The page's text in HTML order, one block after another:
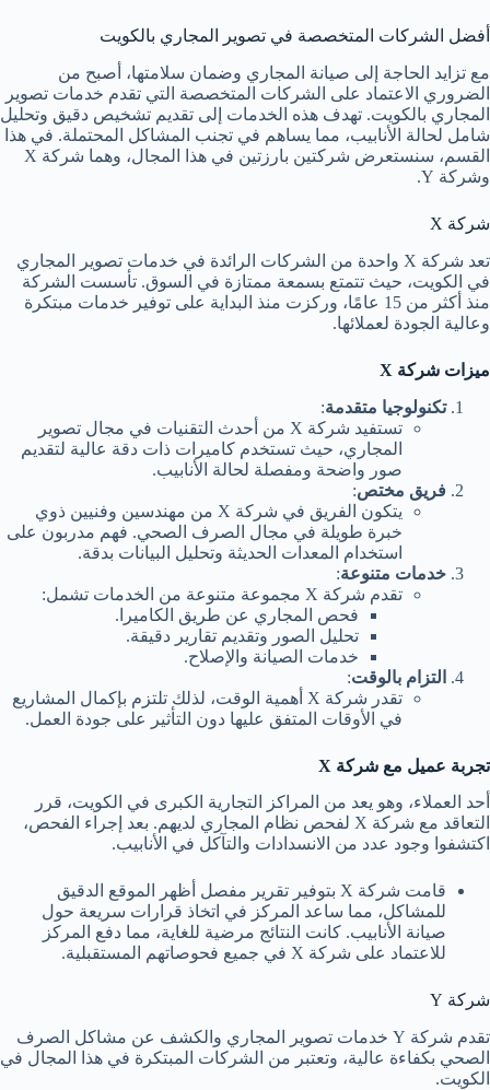
أفضل الشركات المتخصصة في تصوير المجاري بالكويت
مع تزايد الحاجة إلى صيانة المجاري وضمان سلامتها، أصبح من
الضروري الاعتماد على الشركات المتخصصة التي تقدم خدمات تصوير
المجاري بالكويت. تهدف هذه الخدمات إلى تقديم تشخيص دقيق وتحليل
شامل لحالة الأنابيب، مما يساهم في تجنب المشاكل المحتملة. في هذا
القسم، سنستعرض شركتين بارزتين في هذا المجال، وهما شركة X
وشركة Y.
شركة X
تعد شركة X واحدة من الشركات الرائدة في خدمات تصوير المجاري
في الكويت، حيث تتمتع بسمعة ممتازة في السوق. تأسست الشركة
منذ أكثر من 15 عامًا، وركزت منذ البداية على توفير خدمات مبتكرة
وعالية الجودة لعملائها.
ميزات شركة X
تكنولوجيا متقدمة:
تستفيد شركة X من أحدث التقنيات في مجال تصوير
المجاري، حيث تستخدم كاميرات ذات دقة عالية لتقديم
صور واضحة ومفصلة لحالة الأنابيب.
فريق مختص:
يتكون الفريق في شركة X من مهندسين وفنيين ذوي
خبرة طويلة في مجال الصرف الصحي. فهم مدربون على
استخدام المعدات الحديثة وتحليل البيانات بدقة.
خدمات متنوعة:
تقدم شركة X مجموعة متنوعة من الخدمات تشمل:
فحص المجاري عن طريق الكاميرا.
تحليل الصور وتقديم تقارير دقيقة.
خدمات الصيانة والإصلاح.
التزام بالوقت:
تقدر شركة X أهمية الوقت، لذلك تلتزم بإكمال المشاريع
في الأوقات المتفق عليها دون التأثير على جودة العمل.
تجربة عميل مع شركة X
أحد العملاء، وهو يعد من المراكز التجارية الكبرى في الكويت، قرر
التعاقد مع شركة X لفحص نظام المجاري لديهم. بعد إجراء الفحص،
اكتشفوا وجود عدد من الانسدادات والتآكل في الأنابيب.
قامت شركة X بتوفير تقرير مفصل أظهر الموقع الدقيق
للمشاكل، مما ساعد المركز في اتخاذ قرارات سريعة حول
صيانة الأنابيب. كانت النتائج مرضية للغاية، مما دفع المركز
للاعتماد على شركة X في جميع فحوصاتهم المستقبلية.
شركة Y
تقدم شركة Y خدمات تصوير المجاري والكشف عن مشاكل الصرف
الصحي بكفاءة عالية، وتعتبر من الشركات المبتكرة في هذا المجال في
الكويت.